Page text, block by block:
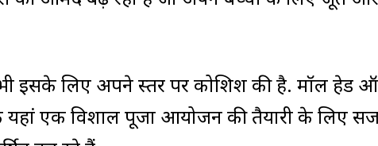
भी इसके लिए अपने स्तर पर कोशिश की है. मॉल
यहां एक विशाल पूजा आयोजन की तैयारी के लिए